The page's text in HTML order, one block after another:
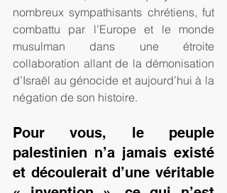
nombreux sympathisants chrétiens, fut
combattu par l’Europe et le monde
musulman dans une étroite
collaboration allant de la démonisation
d’Israël au génocide et aujourd’hui à la
négation de son histoire.
Pour vous, le peuple
palestinien n’a jamais existé
et découlerait d’une véritable